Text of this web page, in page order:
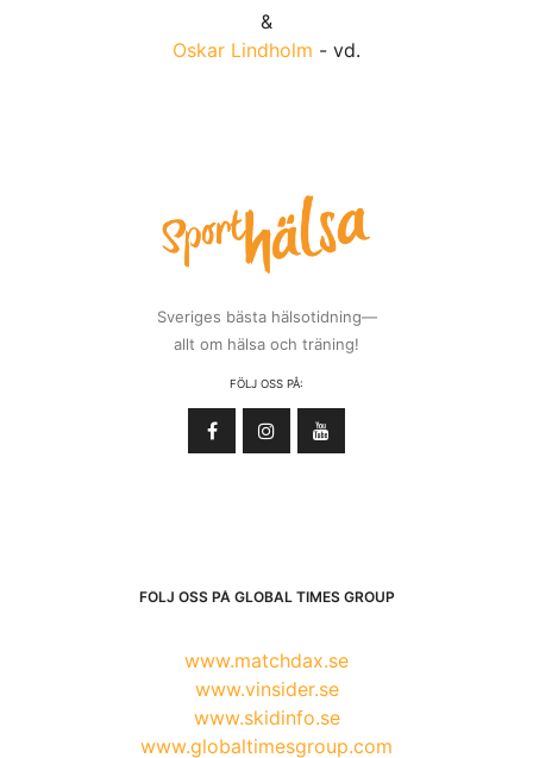
&
Oskar Lindholm - vd.
Sveriges bästa hälsotidning—
allt om hälsa och träning!
FÖLJ OSS PÅ:
FÖLJ OSS PÅ GLOBAL TIMES GROUP
www.matchdax.se
www.vinsider.se
www.skidinfo.se
www.globaltimesgroup.com